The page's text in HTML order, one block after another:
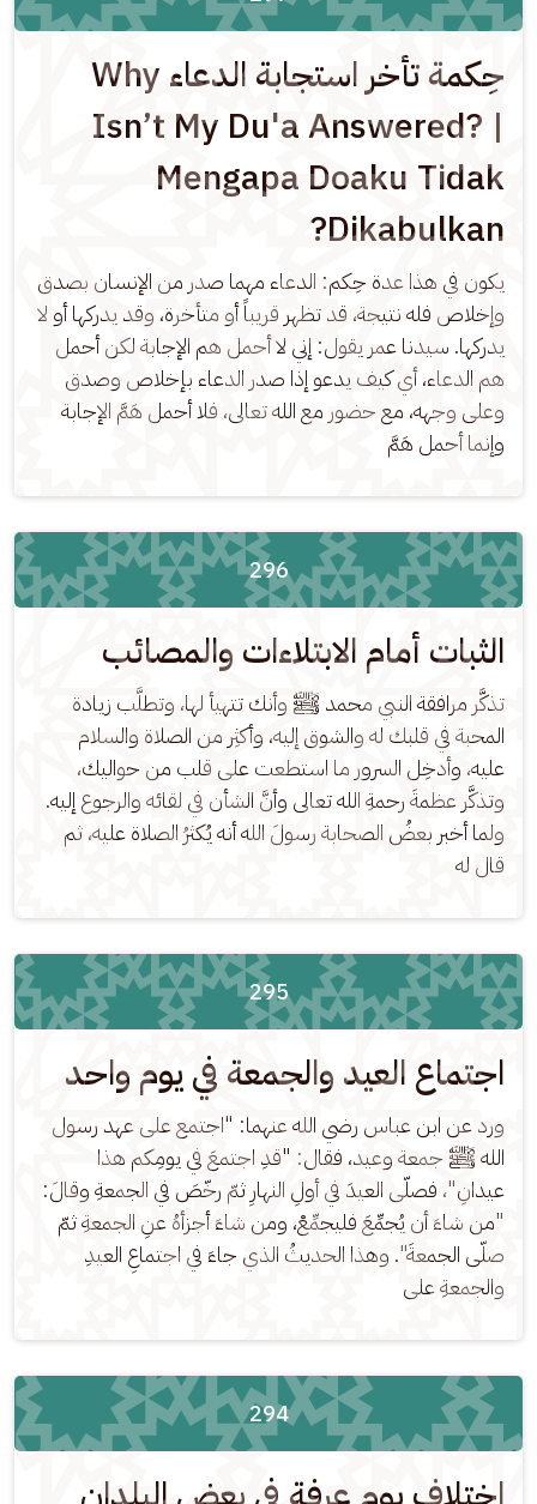
حِكمة تأخر استجابة الدعاء Why
Isn’t My Du'a Answered? |
Mengapa Doaku Tidak
Dikabulkan?
يكون في هذا عدة حِكم: الدعاء مهما صدر من الإنسان بصدق
وإخلاص فله نتيجة، قد تظهر قريباً أو متأخرة، وقد يدركها أو لا
يدركها. سيدنا عمر يقول: إني لا أحمل هم الإجابة لكن أحمل
هم الدعاء، أي كيف يدعو إذا صدر الدعاء بإخلاص وصدق
وعلى وجهه، مع حضور مع الله تعالى، فلا أحمل هَمَّ الإجابة
وإنما أحمل هَمَّ
296
الثبات أمام الابتلاءات والمصائب
تذكَّر مرافقة النبي محمد ﷺ وأنك تتهيأ لها، وتطلَّب زيادة
المحبة في قلبك له والشوق إليه، وأكثِر من الصلاة والسلام
عليه، وأدخِل السرور ما استطعت على قلب من حواليك،
وتذكَّر عظمةَ رحمةِ الله تعالى وأنَّ الشأن في لقائه والرجوع إليه.
ولما أخبر بعضُ الصحابة رسولَ الله أنه يُكثرُ الصلاة عليه، ثم
قال له
295
اجتماع العيد والجمعة في يوم واحد
ورد عن ابن عباس رضي الله عنهما: "اجتمع على عهد رسول
الله ﷺ جمعة وعيد، فقال: "قدِ اجتمعَ في يومِكم هذا
عيدانِ"، فصلّى العيدَ في أولِ النهارِ ثمّ رخّصَ في الجمعةِ وقالَ:
"من شاءَ أن يُجمِّعَ فليجمِّعْ، ومن شاءَ أجزأهُ عنِ الجمعةِ ثمّ
صلّى الجمعةَ". وهذا الحديثُ الذي جاءَ في اجتماعِ العيدِ
والجمعةِ على
294